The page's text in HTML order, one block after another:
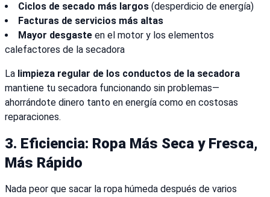
Ciclos de secado más largos (desperdicio de energía)
Facturas de servicios más altas
Mayor desgaste en el motor y los elementos
calefactores de la secadora
La limpieza regular de los conductos de la secadora
mantiene tu secadora funcionando sin problemas—
ahorrándote dinero tanto en energía como en costosas
reparaciones.
3. Eficiencia: Ropa Más Seca y Fresca,
Más Rápido
Nada peor que sacar la ropa húmeda después de varios